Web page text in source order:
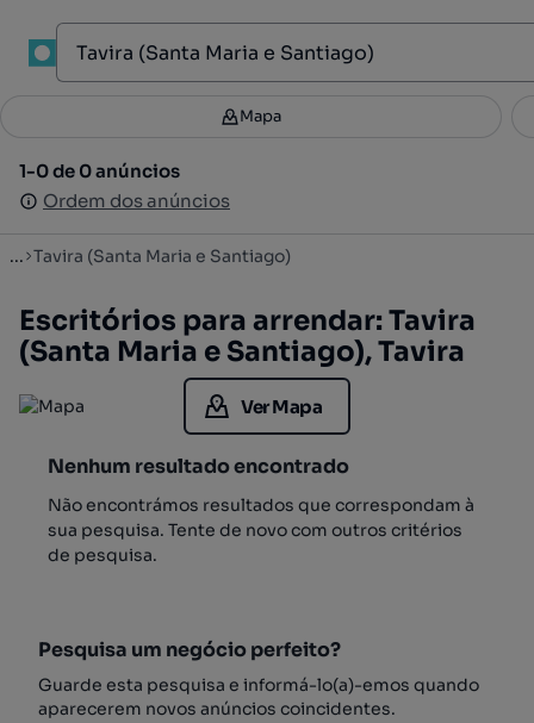
Filtros 4
1-0 de 0 anúncios
Ordem dos anúncios
Mapa
1-0 de 0 anúncios
Ordem dos anúncios
... Tavira (Santa Maria e Santiago)
Escritórios para arrendar: Tavira
(Santa Maria e Santiago), Tavira
Ver Mapa
Nenhum resultado encontrado
Não encontrámos resultados que correspondam à
sua pesquisa. Tente de novo com outros critérios
de pesquisa.
Pesquisa um negócio perfeito?
Guarde esta pesquisa e informá-lo(a)-emos quando
aparecerem novos anúncios coincidentes.